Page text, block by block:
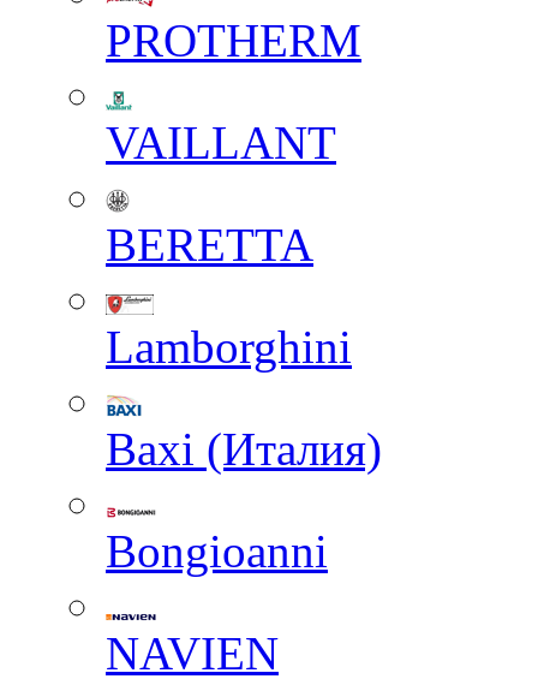
PROTHERM
VAILLANT
BERETTA
Lamborghini
Baxi (Италия)
Вongioanni
NAVIEN